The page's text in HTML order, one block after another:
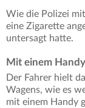
Wie die Polizei
eine Zigarette
untersagt hatte.
Mit einem
Der Fahrer hielt
Wagens, wie es
mit einem Handy